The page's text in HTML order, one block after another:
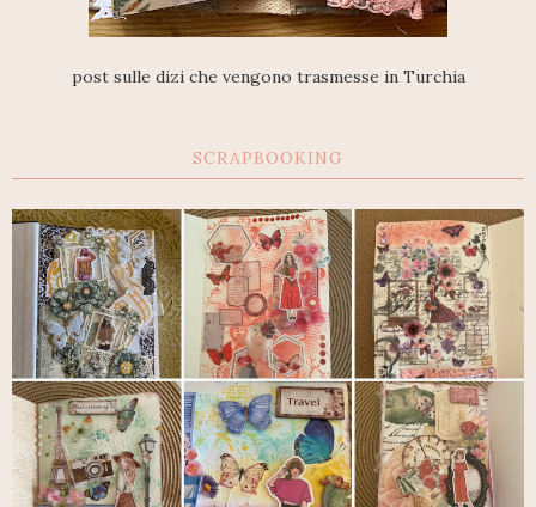
post sulle dizi che vengono trasmesse in Turchia
SCRAPBOOKING